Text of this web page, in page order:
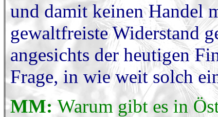
und damit keinen Handel
gewaltfreiste Widerstand
angesichts der heutigen
Frage, in wie weit solch
MM: Warum gibt es in